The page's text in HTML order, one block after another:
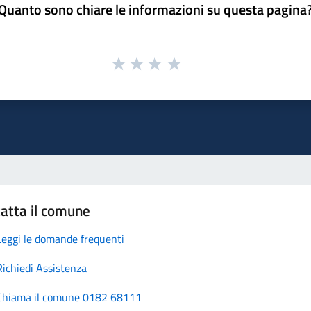
sono chiare le informazioni su questa
il comune
le domande frequenti
Assistenza
il comune 0182 68111